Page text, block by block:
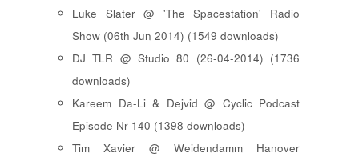
Luke Slater @ 'The Spacestation' Radio
Show (06th Jun 2014) (1549 downloads)
DJ TLR @ Studio 80 (26-04-2014) (1736
downloads)
Kareem Da-Li & Dejvid @ Cyclic Podcast
Episode Nr 140 (1398 downloads)
Tim Xavier @ Weidendamm Hanover